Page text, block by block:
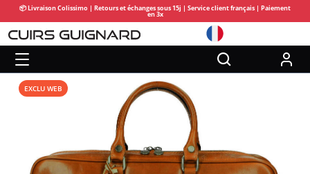
📦 Livraison Colissimo | Retours et échanges sous 15j | Service client français | Paiement
en 3x
EXCLU WEB